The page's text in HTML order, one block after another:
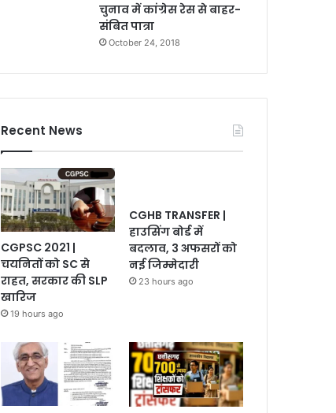
चुनाव में कांग्रेस रेस से बाहर-
संबित पात्रा
October 24, 2018
Recent News
CGPSC 2021 |
चयनितों को SC से
राहत, सरकार की SLP
खारिज
19 hours ago
CGHB TRANSFER |
हाउसिंग बोर्ड में
बदलाव, 3 अफसरों को
नई जिम्मेदारी
23 hours ago